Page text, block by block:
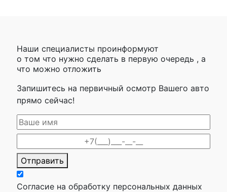
Наши специалисты проинформуют
о том что нужно сделать в первую очередь , а
что можно отложить
Запишитесь на первичный осмотр Вашего авто
прямо сейчас!
Отправить
Согласие на обработку персональных данных